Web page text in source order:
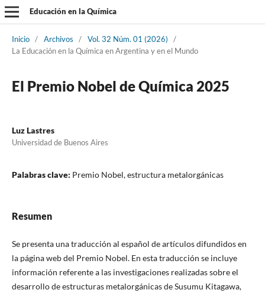
Educación en la Química
Inicio / Archivos / Vol. 32 Núm. 01 (2026)
/
La Educación en la Química en Argentina y en el Mundo
El Premio Nobel de Química 2025
Luz Lastres
Universidad de Buenos Aires
Palabras clave: Premio Nobel, estructura metalorgánicas
Resumen
Se presenta una traducción al español de artículos difundidos en
la página web del Premio Nobel. En esta traducción se incluye
información referente a las investigaciones realizadas sobre el
desarrollo de estructuras metalorgánicas de Susumu Kitagawa,